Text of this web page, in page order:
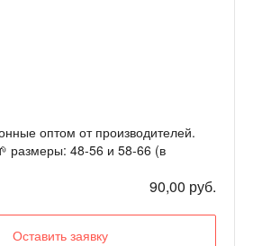
оптом от производителей.
размеры: 48-56 и 58-66 (в
90,00 руб.
Оставить заявку